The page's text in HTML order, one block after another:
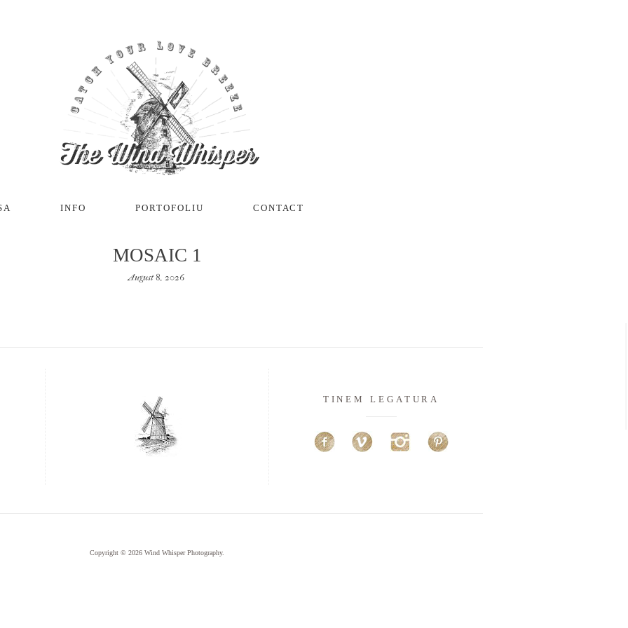
INFO PORTOFOLIU CONTACT
MOSAIC 1
August 8, 2026
TINEM LEGATURA
Copyright © 2026 Wind Whisper Photography.